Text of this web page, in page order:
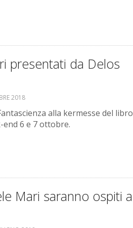
presentati da Delos
2018
alla kermesse del libro
6 e 7 ottobre.
Mari saranno ospiti a